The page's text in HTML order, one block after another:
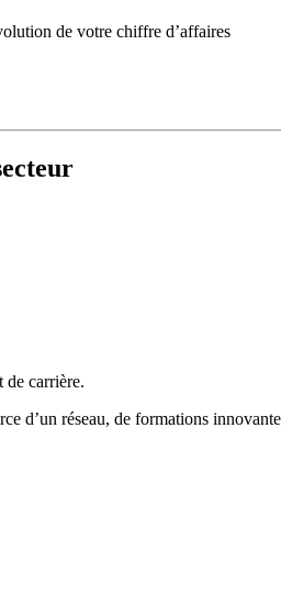
de votre chiffre d’affaires
de carrière.
d’un réseau, de formations